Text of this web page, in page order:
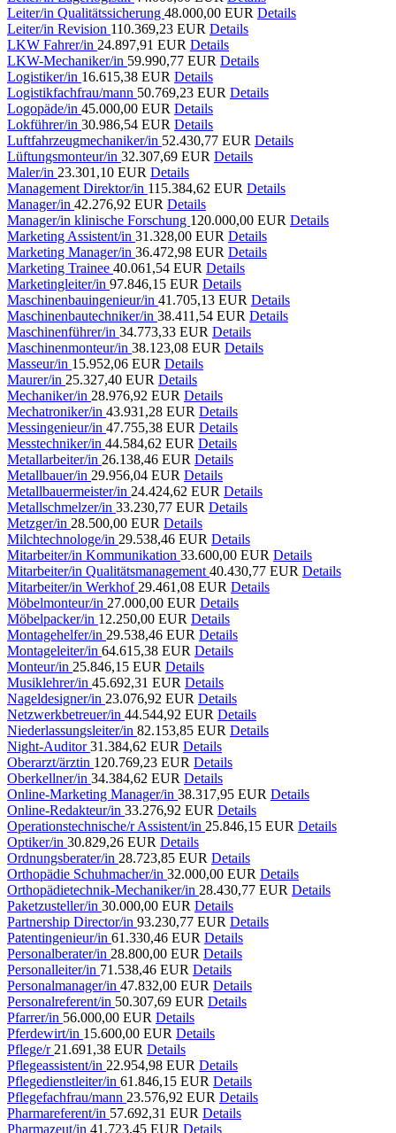
Leiter/in Qualitätssicherung 48.000,00 EUR Details
Leiter/in Revision 110.369,23 EUR Details
LKW Fahrer/in 24.897,91 EUR Details
LKW-Mechaniker/in 59.990,77 EUR Details
Logistiker/in 16.615,38 EUR Details
Logistikfachfrau/mann 50.769,23 EUR Details
Logopäde/in 45.000,00 EUR Details
Lokführer/in 30.986,54 EUR Details
Luftfahrzeugmechaniker/in 52.430,77 EUR Details
Lüftungsmonteur/in 32.307,69 EUR Details
Maler/in 23.301,10 EUR Details
Management Direktor/in 115.384,62 EUR Details
Manager/in 42.276,92 EUR Details
Manager/in klinische Forschung 120.000,00 EUR Details
Marketing Assistent/in 31.328,00 EUR Details
Marketing Manager/in 36.472,98 EUR Details
Marketing Trainee 40.061,54 EUR Details
Marketingleiter/in 97.846,15 EUR Details
Maschinenbauingenieur/in 41.705,13 EUR Details
Maschinenbautechniker/in 38.411,54 EUR Details
Maschinenführer/in 34.773,33 EUR Details
Maschinenmonteur/in 38.123,08 EUR Details
Masseur/in 15.952,06 EUR Details
Maurer/in 25.327,40 EUR Details
Mechaniker/in 28.976,92 EUR Details
Mechatroniker/in 43.931,28 EUR Details
Messingenieur/in 47.755,38 EUR Details
Messtechniker/in 44.584,62 EUR Details
Metallarbeiter/in 26.138,46 EUR Details
Metallbauer/in 29.956,04 EUR Details
Metallbauermeister/in 24.424,62 EUR Details
Metallschmelzer/in 33.230,77 EUR Details
Metzger/in 28.500,00 EUR Details
Milchtechnologe/in 29.538,46 EUR Details
Mitarbeiter/in Kommunikation 33.600,00 EUR Details
Mitarbeiter/in Qualitätsmanagement 40.430,77 EUR Details
Mitarbeiter/in Werkhof 29.461,08 EUR Details
Möbelmonteur/in 27.000,00 EUR Details
Möbelpacker/in 12.250,00 EUR Details
Montagehelfer/in 29.538,46 EUR Details
Montageleiter/in 64.615,38 EUR Details
Monteur/in 25.846,15 EUR Details
Musiklehrer/in 45.692,31 EUR Details
Nageldesigner/in 23.076,92 EUR Details
Netzwerkbetreuer/in 44.544,92 EUR Details
Niederlassungsleiter/in 82.153,85 EUR Details
Night-Auditor31.384,62 EUR Details
Oberarzt/ärztin 120.769,23 EUR Details
Oberkellner/in 34.384,62 EUR Details
Online-Marketing Manager/in 38.317,95 EUR Details
Online-Redakteur/in 33.276,92 EUR Details
Operationstechnische/r Assistent/in 25.846,15 EUR Details
Optiker/in 30.829,26 EUR Details
Ordnungsberater/in 28.723,85 EUR Details
Orthopädie Schuhmacher/in 32.000,00 EUR Details
Orthopädietechnik-Mechaniker/in 28.430,77 EUR Details
Paketzusteller/in 30.000,00 EUR Details
Partnership Director/in 93.230,77 EUR Details
Patentingenieur/in 61.330,46 EUR Details
Personalberater/in 28.800,00 EUR Details
Personalleiter/in 71.538,46 EUR Details
Personalmanager/in 47.832,00 EUR Details
Personalreferent/in 50.307,69 EUR Details
Pfarrer/in 56.000,00 EUR Details
Pferdewirt/in 15.600,00 EUR Details
Pflege/r 21.691,38 EUR Details
Pflegeassistent/in 22.954,98 EUR Details
Pflegedienstleiter/in 61.846,15 EUR Details
Pflegefachfrau/mann 23.576,92 EUR Details
Pharmareferent/in 57.692,31 EUR Details
Pharmazeut/in 41.723,45 EUR Details